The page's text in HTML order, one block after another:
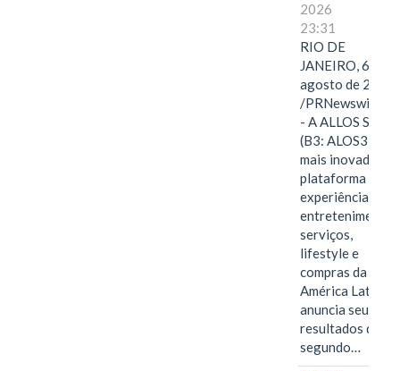
2026
23:31
RIO DE
JANEIRO, 6 de
agosto de 2026
/PRNewswire/ -
- A ALLOS S.A.
(B3: ALOS3), a
mais inovadora
plataforma de
experiências,
entretenimento,
serviços,
lifestyle e
compras da
América Latina
anuncia seus
resultados do
segundo…